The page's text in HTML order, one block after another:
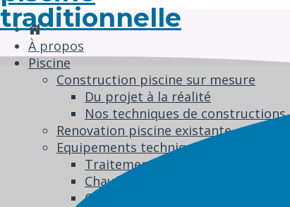
À propos
Piscine
Construction piscine sur mesure
Du projet à la réalité
Nos techniques de constructions
Renovation piscine existante
Equipements techniques
Traitement de l’eau
Chauffage
Couverture